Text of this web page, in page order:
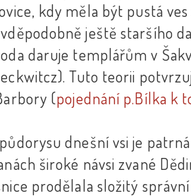
kdy měla být pustá
ještě staršího
daruje templářům v
Tuto teorii
(pojednání p.Bílka k
dnešní vsi je
široké návsi zvané
prodělala složitý